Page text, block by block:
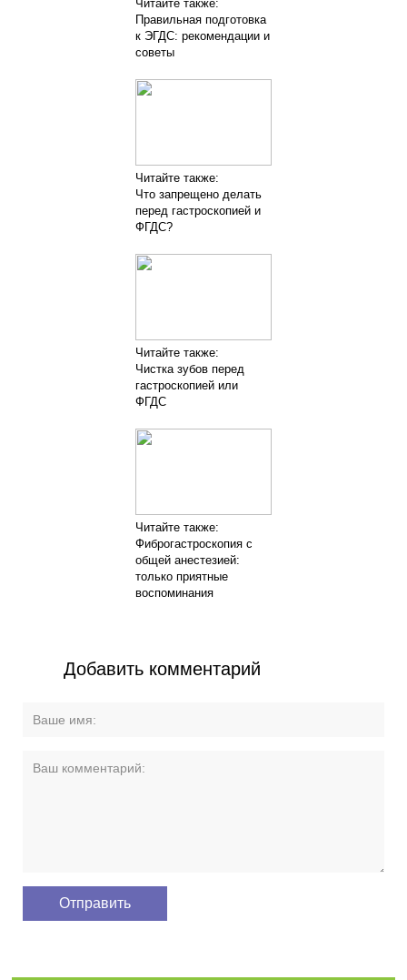
Читайте также:
Правильная подготовка
к ЭГДС: рекомендации и
советы
Читайте также:
Что запрещено делать
перед гастроскопией и
ФГДС?
Читайте также:
Чистка зубов перед
гастроскопией или
ФГДС
Читайте также:
Фиброгастроскопия с
общей анестезией:
только приятные
воспоминания
Добавить комментарий